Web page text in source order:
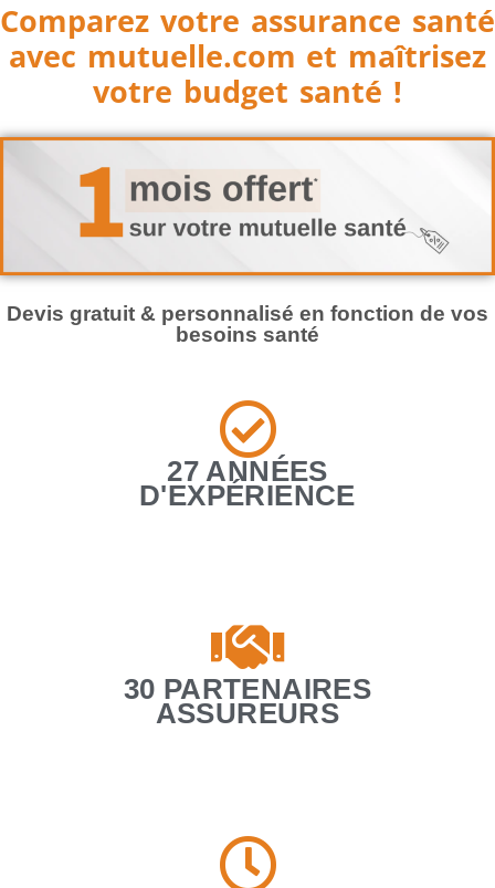
Comparez votre assurance santé
avec mutuelle.com et maîtrisez
votre budget santé !
Devis gratuit & personnalisé en fonction de vos
besoins santé
27 ANNÉES
D'EXPÉRIENCE
30 PARTENAIRES
ASSUREURS